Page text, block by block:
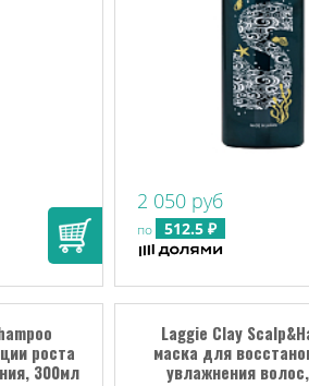
2 050 руб
по 512.5 ₽
роста
300мл
Laggie Clay
маска для
увлажнения